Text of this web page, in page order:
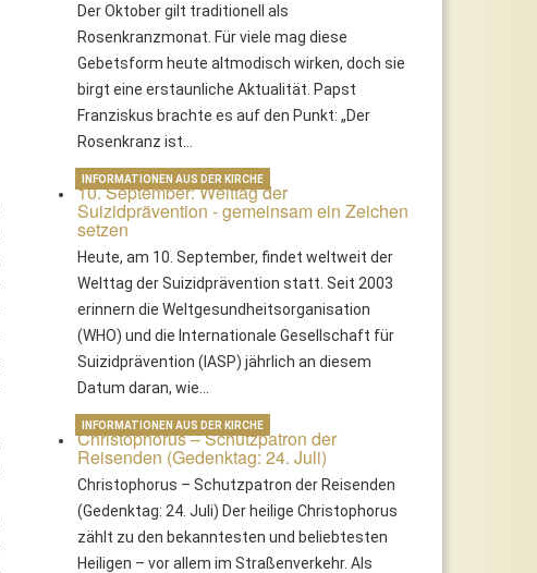
Der Oktober gilt traditionell als
Rosenkranzmonat. Für viele mag diese
Gebetsform heute altmodisch wirken, doch sie
birgt eine erstaunliche Aktualität. Papst
Franziskus brachte es auf den Punkt: „Der
Rosenkranz ist…
10. September: Welttag der
Suizidprävention - gemeinsam ein Zeichen
setzen
Heute, am 10. September, findet weltweit der
Welttag der Suizidprävention statt. Seit 2003
erinnern die Weltgesundheitsorganisation
(WHO) und die Internationale Gesellschaft für
Suizidprävention (IASP) jährlich an diesem
Datum daran, wie…
INFORMATIONEN AUS DER KIRCHE
Christophorus – Schutzpatron der
Reisenden (Gedenktag: 24. Juli)
Christophorus – Schutzpatron der Reisenden
(Gedenktag: 24. Juli) Der heilige Christophorus
zählt zu den bekanntesten und beliebtesten
Heiligen – vor allem im Straßenverkehr. Als
INFORMATIONEN AUS DER KIRCHE